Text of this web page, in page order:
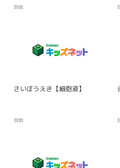
辞典
さいぼうえき【細胞液】
辞典